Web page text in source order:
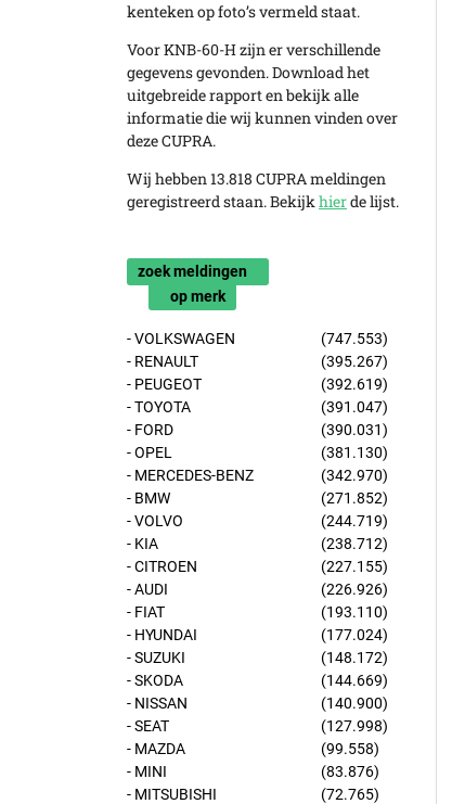
kenteken op foto’s vermeld staat.
Voor KNB-60-H zijn er verschillende
gegevens gevonden. Download het
uitgebreide rapport en bekijk alle
informatie die wij kunnen vinden over
deze CUPRA.
Wij hebben 13.818 CUPRA meldingen
geregistreerd staan. Bekijkhierde lijst.
zoek meldingen
op merk
- VOLKSWAGEN
(747.553)
- RENAULT
(395.267)
- PEUGEOT
(392.619)
- TOYOTA
(391.047)
- FORD
(390.031)
- OPEL
(381.130)
- MERCEDES-BENZ
(342.970)
- BMW
(271.852)
- VOLVO
(244.719)
- KIA
(238.712)
- CITROEN
(227.155)
- AUDI
(226.926)
- FIAT
(193.110)
- HYUNDAI
(177.024)
- SUZUKI
(148.172)
- SKODA
(144.669)
- NISSAN
(140.900)
- SEAT
(127.998)
- MAZDA
(99.558)
- MINI
(83.876)
- MITSUBISHI
(72.765)